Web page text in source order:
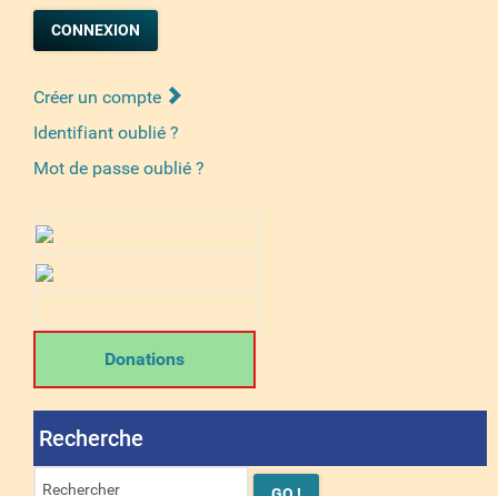
CONNEXION
Créer un compte
Identifiant oublié ?
Mot de passe oublié ?
Donations
Recherche